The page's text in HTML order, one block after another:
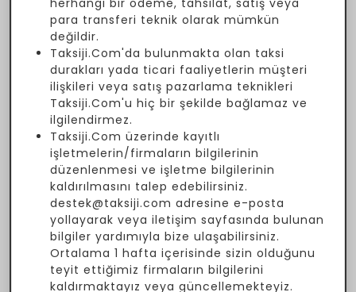
herhangi bir ödeme, tahsilat, satış veya
para transferi teknik olarak mümkün
değildir.
Taksiji.Com'da bulunmakta olan taksi
durakları yada ticari faaliyetlerin müşteri
ilişkileri veya satış pazarlama teknikleri
Taksiji.Com'u hiç bir şekilde bağlamaz ve
ilgilendirmez.
Taksiji.Com üzerinde kayıtlı
işletmelerin/firmaların bilgilerinin
düzenlenmesi ve işletme bilgilerinin
kaldırılmasını talep edebilirsiniz.
destek@taksiji.com adresine e-posta
yollayarak veya iletişim sayfasında bulunan
bilgiler yardımıyla bize ulaşabilirsiniz.
Ortalama 1 hafta içerisinde sizin olduğunu
teyit ettiğimiz firmaların bilgilerini
kaldırmaktayız veya güncellemekteyiz.